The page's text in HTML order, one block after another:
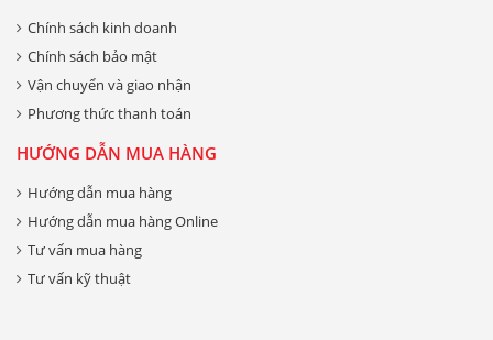
Chính sách kinh doanh
Chính sách bảo mật
Vận chuyển và giao nhận
Phương thức thanh toán
HƯỚNG DẪN MUA HÀNG
Hướng dẫn mua hàng
Hướng dẫn mua hàng Online
Tư vấn mua hàng
Tư vấn kỹ thuật